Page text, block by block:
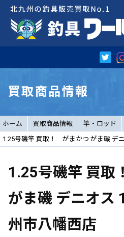
買取商品情報
ホーム 買取商品情報 竿・ロッド
1.25号磯竿 買取！ がまかつ がま磯 デ
1.25号磯竿 買
がま磯 デニオ
州市八幡西店